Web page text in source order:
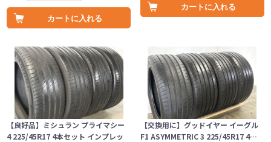
カートに入れる
カートに入れる
【良好品】ミシュラン プライマシー
4 225/45R17 4本セット インプレッ
【交換用に】グッドイヤー イーグル
F1 ASYMMETRIC 3 225/45R17 4…